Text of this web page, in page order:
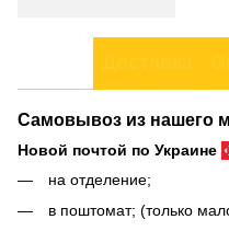
Самовывоз из нашего
Новой почтой по Украине
на отделение;
в поштомат; (только